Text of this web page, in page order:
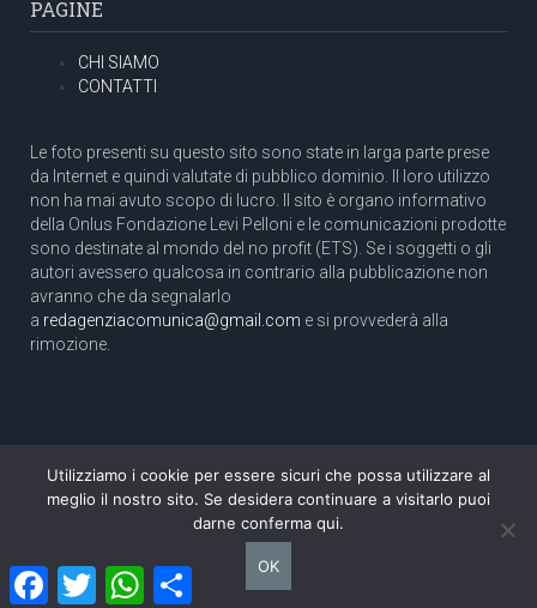
PAGINE
CHI SIAMO
CONTATTI
Le foto presenti su questo sito sono state in larga parte prese
da Internet e quindi valutate di pubblico dominio. Il loro utilizzo
non ha mai avuto scopo di lucro. Il sito è organo informativo
della Onlus Fondazione Levi Pelloni e le comunicazioni prodotte
sono destinate al mondo del no profit (ETS). Se i soggetti o gli
autori avessero qualcosa in contrario alla pubblicazione non
avranno che da segnalarlo
a redagenziacomunica@gmail.com e si provvederà alla
rimozione.
Copyright 2003 com.unica - Tutti i diritti riservati
Aut. Tribunale di Roma N. 466/2003 dell'11/11/2003
Direttore responsabile: Pino Pelloni [direttore@agenziacomunica.net]
Design by Ethoslab.
FacebookTwitter WhatsAppCondividi
Utilizziamo i cookie per essere sicuri che possa utilizzare al
meglio il nostro sito. Se desidera continuare a visitarlo puoi
darne conferma qui.
OK